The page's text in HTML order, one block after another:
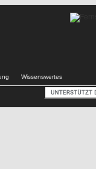
Wissenswertes